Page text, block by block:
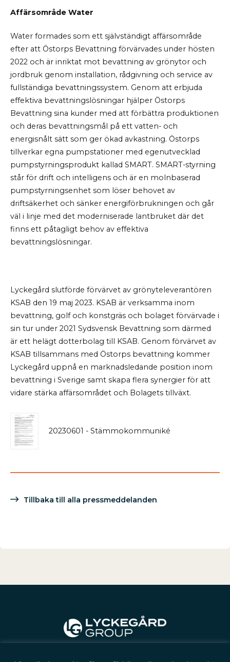
Affärsområde Water
Water formades som ett självständigt affärsområde
efter att Östorps Bevattning förvärvades under hösten
2022 och är inriktat mot bevattning av grönytor och
jordbruk genom installation, rådgivning och service av
fullständiga bevattningssystem. Genom att erbjuda
effektiva bevattningslösningar hjälper Östorps
Bevattning sina kunder med att förbättra produktionen
och deras bevattningsmål på ett vatten- och
energisnålt sätt som ger ökad avkastning. Östorps
tillverkar egna pumpstationer med egenutvecklad
pumpstyrningsprodukt kallad SMART. SMART-styrning
står för drift och intelligens och är en molnbaserad
pumpstyrningsenhet som löser behovet av
driftsäkerhet och sänker energiförbrukningen och går
väl i linje med det moderniserade lantbruket där det
finns ett påtagligt behov av effektiva
bevattningslösningar.
Lyckegård slutförde förvärvet av grönyteleverantören
KSAB den 19 maj 2023. KSAB är verksamma inom
bevattning, golf och konstgräs och bolaget förvärvade i
sin tur under 2021 Sydsvensk Bevattning som därmed
är ett helägt dotterbolag till KSAB. Genom förvärvet av
KSAB tillsammans med Östorps bevattning kommer
Lyckegård uppnå en marknadsledande position inom
bevattning i Sverige samt skapa flera synergier för att
vidare stärka affärsområdet och Bolagets tillväxt.
20230601 - Stämmokommuniké
Tillbaka till alla pressmeddelanden